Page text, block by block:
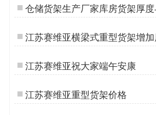
仓储货架生产厂家库房货架厚
量关系的真相
江苏赛维亚横梁式重型货架增
的好处
江苏赛维亚祝大家端午安康
江苏赛维亚重型货架价格